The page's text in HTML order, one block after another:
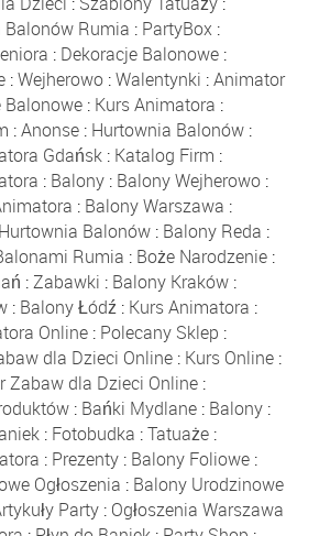
Rumia : PartyBox:
: Dekoracje Balonowe :
:Wejherowo :Walentynki :Animator
Balonowe : Kurs Animatora :
:Anonse : Hurtownia Balonów :
Gdańsk : Katalog Firm :
: Balony: Balony Wejherowo:
: Balony Warszawa :
Hurtownia Balonów : Balony Reda :
Rumia : Boże Narodzenie:
:Zabawki : Balony Kraków :
: Balony Łódź : Kurs Animatora :
Online : Polecany Sklep :
dla Dzieci Online: Kurs Online:
Zabaw dla Dzieci Online :
: Bańki Mydlane : Balony :
: Fotobudka :Tatuaże:
: Prezenty : Balony Foliowe :
Ogłoszenia : Balony Urodzinowe
Party : Ogłoszenia Warszawa